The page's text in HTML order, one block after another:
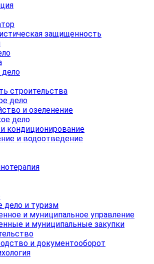
защищенность
дело
строительства
дело
и озеленение
дело
кондиционирование
и водоотведение
дело и туризм
и муниципальное управление
и муниципальные закупки
и документооборот